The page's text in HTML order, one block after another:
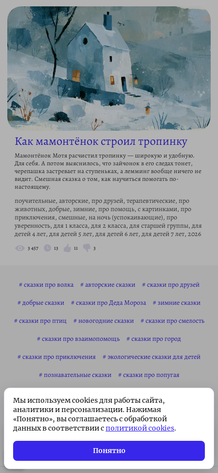
Как мамонтёнок строил тропинку
Мамонтёнок Мотя расчистил тропинку — широкую и удобную.
Для себя. А потом выяснилось, что зайчонок в его следах тонет,
черепашка застревает на ступеньках, а лемминг вообще ничего не
видит. Смешная сказка о том, как научиться помогать по-
настоящему.
поучительные, авторские, про друзей, терапевтические, про
животных, добрые, зимние, про помощь, с картинками, про
приключения, смешные, на ночь (успокаивающие), про
уверенность, для 1 класса, для 2 класса, для старшей группы, для
детей 4 лет, для детей 5 лет, для детей 6 лет, для детей 7 лет, 2026
3 457 13 11 3
сказки про волка авторские сказки
сказки про друзей
добрые сказки
сказки про Деда Мороза
зимние сказки
сказки про птиц
новогодние сказки
сказки про смелость
сказки про взаимопомощь
сказки про город
сказки про приключения
экологические сказки для детей
познавательные сказки
сказки про попугая
сказки для детей 8 лет
сказки для детей 9 лет
сказки для детей 10 лет
сказки 2025
сказки для младших школьников
Мы используем cookies для работы сайта,
аналитики и персонализации. Нажимая
«Понятно», вы соглашаетесь с обработкой
данных в соответствии сполитикой cookies.
Понятно